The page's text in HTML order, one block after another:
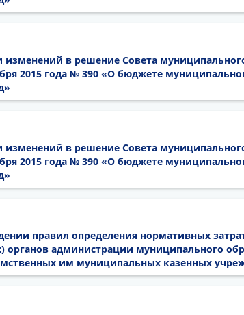
изменений в решение Совета
2015 года № 390 «О бюджете
изменений в решение Совета
2015 года № 390 «О бюджете
правил определения нормативных
органов администрации муниципального
им муниципальных казенных